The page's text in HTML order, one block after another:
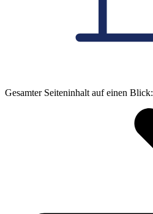
Gesamter Seiteninhalt auf einen Blick: